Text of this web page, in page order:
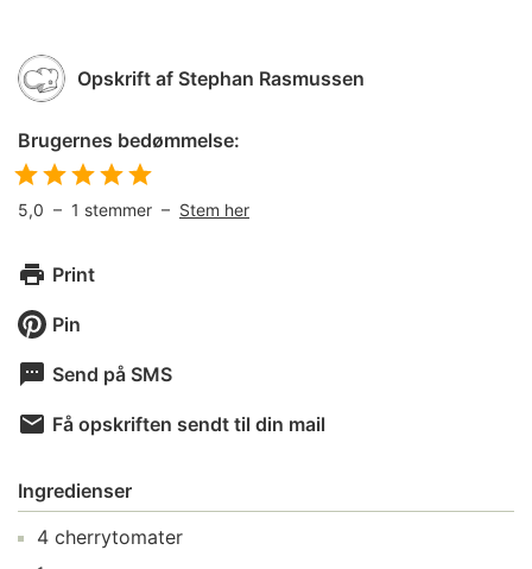
Opskrift af Stephan Rasmussen
Brugernes bedømmelse:
5,0 – 1 stemmer – Stem her
Print
Pin
Send på SMS
Få opskriften sendt til din mail
Ingredienser
4 cherrytomater